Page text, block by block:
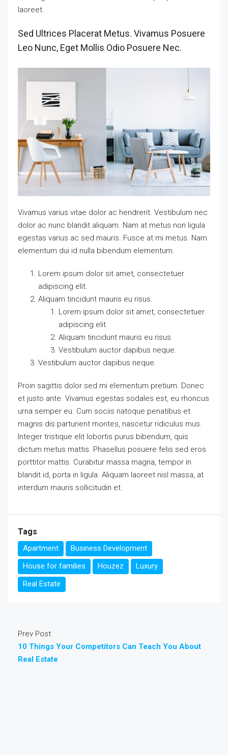
laoreet.
Sed Ultrices Placerat Metus. Vivamus Posuere
Leo Nunc, Eget Mollis Odio Posuere Nec.
Vivamus varius vitae dolor ac hendrerit. Vestibulum nec
dolor ac nunc blandit aliquam. Nam at metus non ligula
egestas varius ac sed mauris. Fusce at mi metus. Nam
elementum dui id nulla bibendum elementum.
Lorem ipsum dolor sit amet, consectetuer
adipiscing elit.
Aliquam tincidunt mauris eu risus.
Lorem ipsum dolor sit amet, consectetuer
adipiscing elit.
Aliquam tincidunt mauris eu risus.
Vestibulum auctor dapibus neque.
Vestibulum auctor dapibus neque.
Proin sagittis dolor sed mi elementum pretium. Donec
et justo ante. Vivamus egestas sodales est, eu rhoncus
urna semper eu. Cum sociis natoque penatibus et
magnis dis parturient montes, nascetur ridiculus mus.
Integer tristique elit lobortis purus bibendum, quis
dictum metus mattis. Phasellus posuere felis sed eros
porttitor mattis. Curabitur massa magna, tempor in
blandit id, porta in ligula. Aliquam laoreet nisl massa, at
interdum mauris sollicitudin et.
Tags
Apartment
Business Development
House for families
Houzez
Luxury
Real Estate
Prev Post
10 Things Your Competitors Can Teach You About
Real Estate